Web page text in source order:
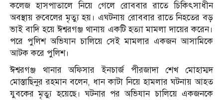
কলেজ হাসপাতালে নিয়ে গেলে রোববার রাতে চিকিৎসাধীন
অবস্থায় রুবেলের মৃত্যু হয়। এঘটনায় রোববার রাতে নিহতের বড়
ভাই বাদি হয়ে ঈশ্বরগঞ্জ থানায় একটি হত্যা মামলা দায়ের করেন।
পরে পুলিশ অভিযান চালিয়ে সেই মামলার একজন আসামিকে
আটক করে পুলিশ।
ঈশ্বরগঞ্জ থানার অফিসার ইনচার্জ পীরজাদা শেখ মোহাম্মদ
মোস্তাছিনুর রহমান বলেন, ধান কাটা নিয়ে হামলার ঘটনায় আহত
যুবকের মৃত্যু হয়েছে। ঘটনার পর অভিযান চালিয়ে একজনকে